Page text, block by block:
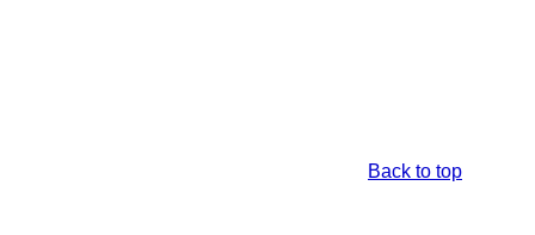
Back to top